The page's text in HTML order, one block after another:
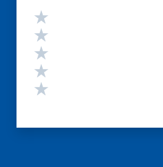
Valutazione